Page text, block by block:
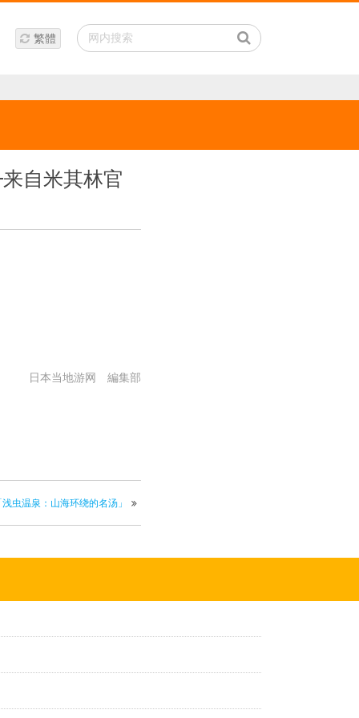
繁體
自米其林官
日本当地游网 編集部
虫温泉：山海环绕的名汤」